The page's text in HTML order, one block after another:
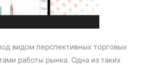
видом перспективных торговых
работы рынка. Одна из таких